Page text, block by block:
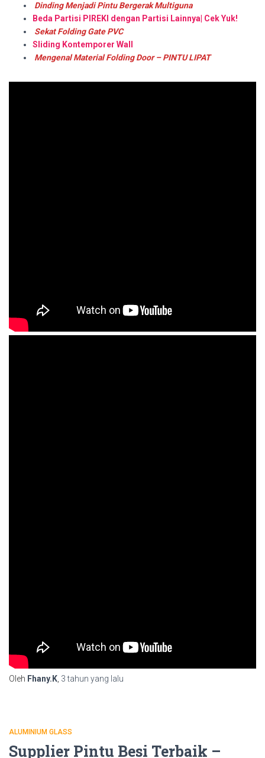
Dinding Menjadi Pintu Bergerak Multiguna
Beda Partisi PIREKI dengan Partisi Lainnya| Cek Yuk!
Sekat Folding Gate PVC
Sliding Kontemporer Wall
Mengenal Material Folding Door – PINTU LIPAT
Oleh Fhany.K 3 tahun yang lalu
ALUMINIUM GLASS
Supplier Pintu Besi Terbaik –